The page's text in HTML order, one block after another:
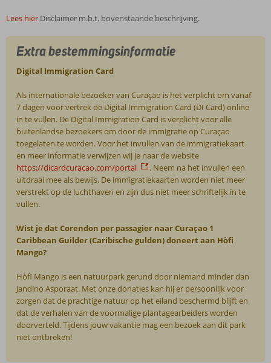
Lees hier Disclaimer m.b.t. bovenstaande beschrijving.
Extra bestemmingsinformatie
Digital Immigration Card
Als internationale bezoeker van Curaçao is het verplicht om vanaf
7 dagen voor vertrek de Digital Immigration Card (DI Card) online
in te vullen. De Digital Immigration Card is verplicht voor alle
buitenlandse bezoekers om door de immigratie op Curaçao
toegelaten te worden. Voor het invullen van de immigratiekaart
en meer informatie verwijzen wij je naar de website
https://dicardcuracao.com/portal
. Neem na het invullen een
uitdraai mee als bewijs. De immigratiekaarten worden niet meer
verstrekt op de luchthaven en zijn dus niet meer schriftelijk in te
vullen.
Wist je dat Corendon per passagier naar Curaçao 1
Caribbean Guilder (Caribische gulden) doneert aan Hòfi
Mango?
Hòfi Mango is een natuurpark gerund door niemand minder dan
Jandino Asporaat. Met onze donaties kan hij er persoonlijk voor
zorgen dat de prachtige natuur op het eiland beschermd blijft en
dat de verhalen van de voormalige plantagearbeiders worden
doorverteld. Tijdens jouw vakantie mag een bezoek aan dit park
niet ontbreken!